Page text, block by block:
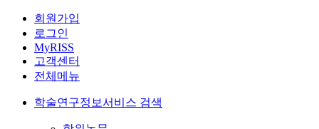
회원가입
로그인
MyRISS
고객센터
전체메뉴
학술연구정보서비스 검색